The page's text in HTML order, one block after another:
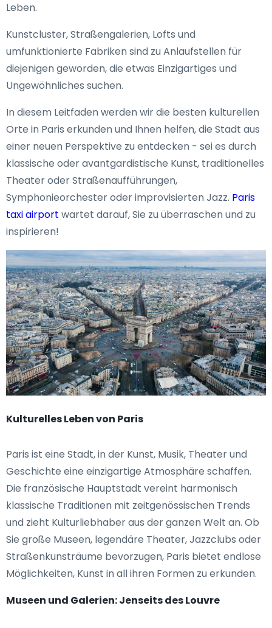
Leben.
Kunstcluster, Straßengalerien, Lofts und
umfunktionierte Fabriken sind zu Anlaufstellen für
diejenigen geworden, die etwas Einzigartiges und
Ungewöhnliches suchen.
In diesem Leitfaden werden wir die besten kulturellen
Orte in Paris erkunden und Ihnen helfen, die Stadt aus
einer neuen Perspektive zu entdecken - sei es durch
klassische oder avantgardistische Kunst, traditionelles
Theater oder Straßenaufführungen,
Symphonieorchester oder improvisierten Jazz. Paris
taxi airport wartet darauf, Sie zu überraschen und zu
inspirieren!
Kulturelles Leben von Paris
Paris ist eine Stadt, in der Kunst, Musik, Theater und
Geschichte eine einzigartige Atmosphäre schaffen.
Die französische Hauptstadt vereint harmonisch
klassische Traditionen mit zeitgenössischen Trends
und zieht Kulturliebhaber aus der ganzen Welt an. Ob
Sie große Museen, legendäre Theater, Jazzclubs oder
Straßenkunsträume bevorzugen, Paris bietet endlose
Möglichkeiten, Kunst in all ihren Formen zu erkunden.
Museen und Galerien: Jenseits des Louvre